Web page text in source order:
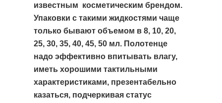
известным косметическим брендом.
Упаковки с такими жидкостями чаще
только бывают объемом в 8, 10, 20,
25, 30, 35, 40, 45, 50 мл. Полотенце
надо эффективно впитывать влагу,
иметь хорошими тактильными
характеристиками, презентабельно
казаться, подчеркивая статус